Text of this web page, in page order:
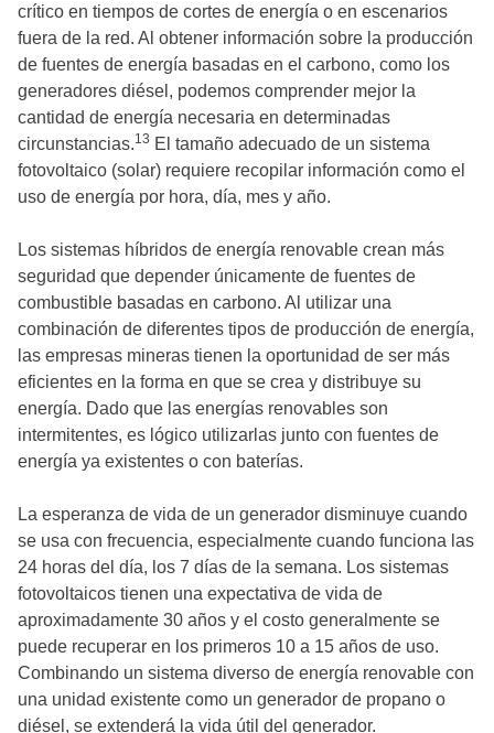
crítico en tiempos de cortes de energía o en escenarios
fuera de la red. Al obtener información sobre la producción
de fuentes de energía basadas en el carbono, como los
generadores diésel, podemos comprender mejor la
cantidad de energía necesaria en determinadas
circunstancias.13 El tamaño adecuado de un sistema
fotovoltaico (solar) requiere recopilar información como el
uso de energía por hora, día, mes y año.
Los sistemas híbridos de energía renovable crean más
seguridad que depender únicamente de fuentes de
combustible basadas en carbono. Al utilizar una
combinación de diferentes tipos de producción de energía,
las empresas mineras tienen la oportunidad de ser más
eficientes en la forma en que se crea y distribuye su
energía. Dado que las energías renovables son
intermitentes, es lógico utilizarlas junto con fuentes de
energía ya existentes o con baterías.
La esperanza de vida de un generador disminuye cuando
se usa con frecuencia, especialmente cuando funciona las
24 horas del día, los 7 días de la semana. Los sistemas
fotovoltaicos tienen una expectativa de vida de
aproximadamente 30 años y el costo generalmente se
puede recuperar en los primeros 10 a 15 años de uso.
Combinando un sistema diverso de energía renovable con
una unidad existente como un generador de propano o
diésel, se extenderá la vida útil del generador.